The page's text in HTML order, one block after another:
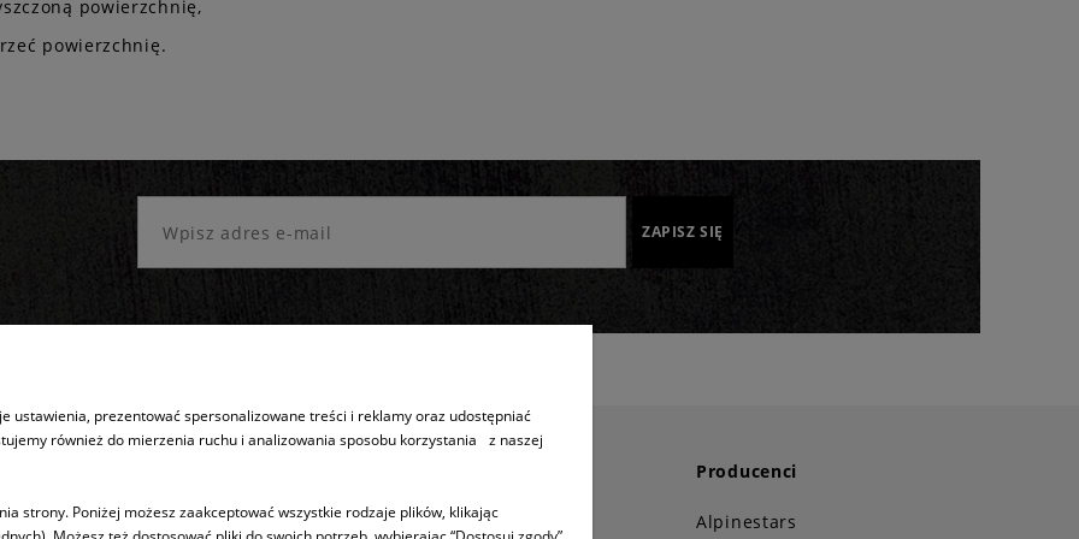
powierzchnię,
powierzchnię.
ZAPISZ SIĘ
Dostępność produktów 5 lat gwarancji!
Producenci
Alpinestars
ustawienia, prezentować spersonalizowane treści i reklamy oraz udostępniać
również do mierzenia ruchu i analizowania sposobu korzystania z naszej
strony. Poniżej możesz zaakceptować wszystkie rodzaje plików, klikając